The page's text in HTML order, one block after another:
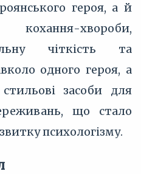
героя, а й
хвороби,
чіткість та
одного героя, а
засоби для
що стало
психологізму.